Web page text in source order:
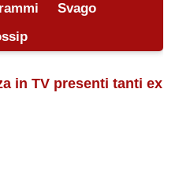
Svago
in TV presenti tanti ex